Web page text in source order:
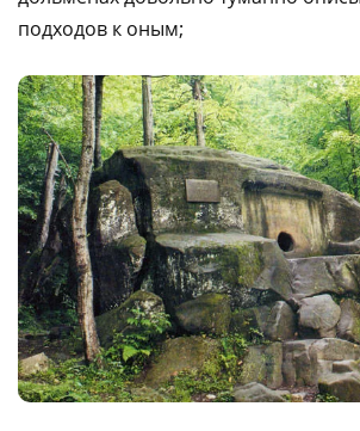
подходов к оным;